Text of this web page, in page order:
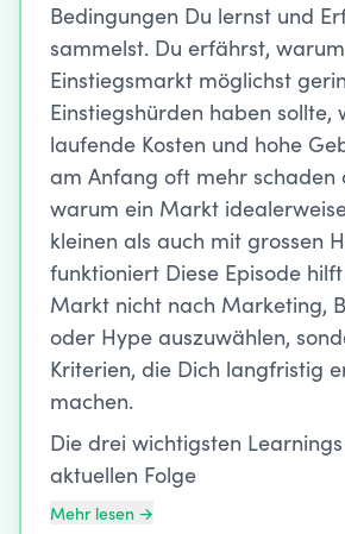
Bedingungen Du lernst und
sammelst. Du erfährst,
Einstiegsmarkt möglichst
Einstiegshürden haben sollte,
laufende Kosten und hohe
am Anfang oft mehr schaden
warum ein Markt
kleinen als auch mit grossen
funktioniert Diese Episode
Markt nicht nach Marketing,
oder Hype auszuwählen,
Kriterien, die Dich langfristig
machen.
Die drei wichtigsten
aktuellen Folge
Mehr lesen →